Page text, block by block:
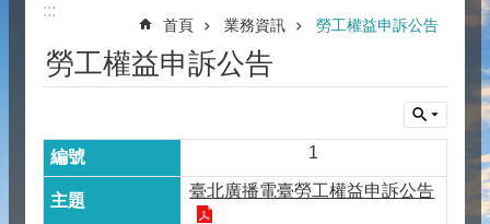
:::
首頁 業務資訊 勞工權益申訴公告
勞工權益申訴公告
1
臺北廣播電臺勞工權益申訴公告